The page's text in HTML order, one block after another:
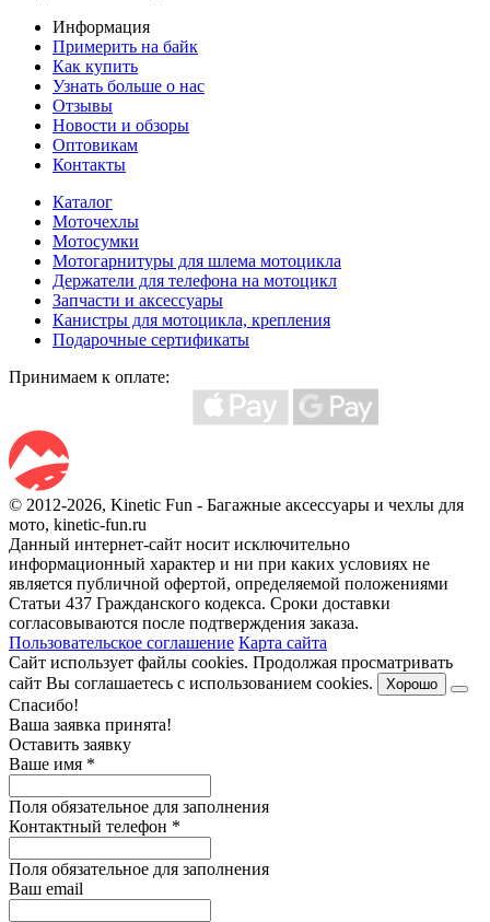
Информация
Примерить на байк
Как купить
Узнать больше о нас
Отзывы
Новости и обзоры
Оптовикам
Контакты
Каталог
Моточехлы
Мотосумки
Мотогарнитуры для шлема мотоцикла
Держатели для телефона на мотоцикл
Запчасти и аксессуары
Канистры для мотоцикла, крепления
Подарочные сертификаты
Принимаем к оплате:
© 2012-2026, Kinetic Fun - Багажные аксессуары и чехлы для
мото, kinetic-fun.ru
Данный интернет-сайт носит исключительно
информационный характер и ни при каких условиях не
является публичной офертой, определяемой положениями
Статьи 437 Гражданского кодекса. Сроки доставки
согласовываются после подтверждения заказа.
Пользовательское соглашение Карта сайта
Сайт использует файлы cookies. Продолжая просматривать
сайт Вы соглашаетесь с использованием cookies.
Хорошо
Спасибо!
Ваша заявка принята!
Оставить заявку
Ваше имя *
Поля обязательное для заполнения
Контактный телефон *
Поля обязательное для заполнения
Ваш email